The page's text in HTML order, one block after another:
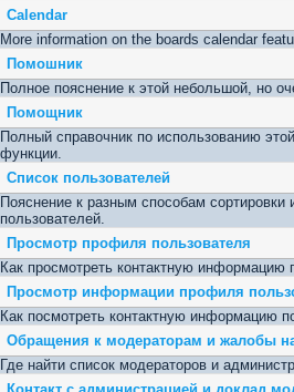
Calendar
More information on the boards calendar
Помошник
Полное пояснение к этой небольшой, но
Помощник
Полный справочник по использованию
функции.
Список пользователей
Пояснение к разным способам
пользователей.
Просмотр профиля пользователя
Как просмотреть контактную информацию
Просмотр информации профиля
Как посмотреть контактную информацию
Обращения к модераторам и жалобы
Где найти список модераторов и